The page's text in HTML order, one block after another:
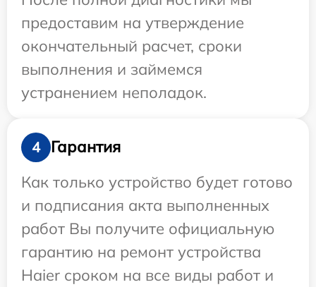
предоставим на утверждение
окончательный расчет, сроки
выполнения и займемся
устранением неполадок.
4
Гарантия
Как только устройство будет готово
и подписания акта выполненных
работ Вы получите официальную
гарантию на ремонт устройства
Haier сроком на все виды работ и